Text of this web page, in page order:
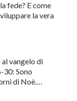
fede? E come
la vera
vangelo di
30: Sono
di Noè.